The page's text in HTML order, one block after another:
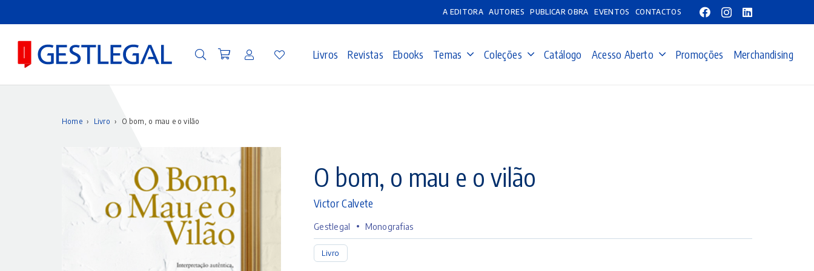
A EDITORA AUTORES PUBLICAR OBRA EVENTOS CONTACTOS
Livros Revistas Ebooks Temas Coleções Catálogo Acesso Aberto Promoções Merchandising
Home › Livro › O bom, o mau e o vilão
O bom, o mau e o vilão
Victor Calvete
Gestlegal • Monografias
Livro